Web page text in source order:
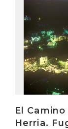
El
Herria.